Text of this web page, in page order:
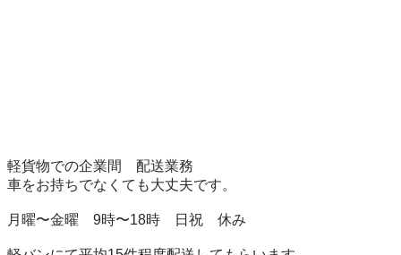
軽貨物での企業間　配送業務
車をお持ちでなくても大丈夫です。
月曜〜金曜　9時〜18時　日祝　休み